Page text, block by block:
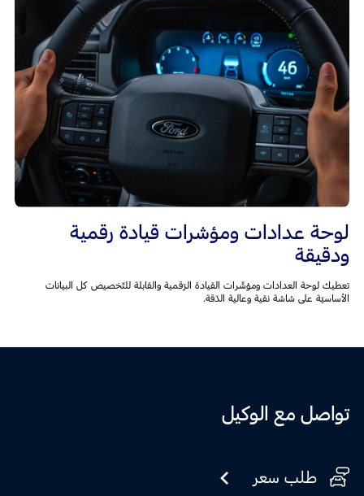
لوحة عدادات ومؤشرات قيادة رقمية
ودقيقة
تعطيك لوحة العدادات ومؤشّرات القيادة الرّقمية والقابلة للتّخصيص كل البيانات
الأساسيّة على شاشة نقية وعالية الدّقة.
تواصل مع الوكيل
طلب سعر